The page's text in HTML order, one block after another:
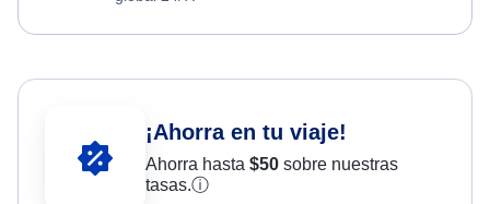
¡Ahorra en tu viaje!
Ahorra hasta $50sobre nuestras
tasas.ⓘ